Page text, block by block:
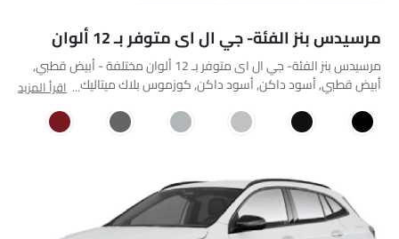
مرسيدس بنز الفئة- جي ال اى متوفر بـ 12 ألوان
مرسيدس بنز الفئة- جي ال اى متوفر بـ 12 ألوان مختلفة - أبيض قطبي,
أبيض قطبي, أسود داكن, أسود داكن, كوزموس بلاك ميتاليك, ديجيتال
مانوفاكتور باتاغونيا ريد ميتاليك, ماونتن غراي ميتاليك, روز جولد ميتاليك,
سبيكترال بلو ميتاليك.
اقرأ المزيد